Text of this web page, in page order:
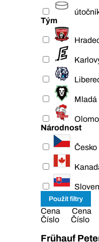
Tým
Mladá
Národnost
Česko
Cena
Cena
Číslo
Číslo
Frühauf